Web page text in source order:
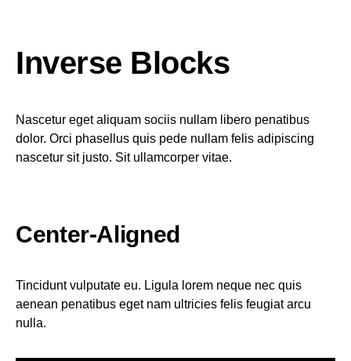
Inverse Blocks
Nascetur eget aliquam sociis nullam libero penatibus
dolor. Orci phasellus quis pede nullam felis adipiscing
nascetur sit justo. Sit ullamcorper vitae.
Center-Aligned
Tincidunt vulputate eu. Ligula lorem neque nec quis
aenean penatibus eget nam ultricies felis feugiat arcu
nulla.